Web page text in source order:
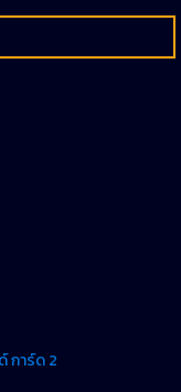
การ์ด 2